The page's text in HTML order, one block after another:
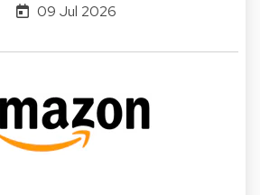
09 Jul 2026